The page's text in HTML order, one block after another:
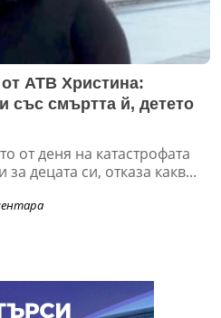
АТВ Христина:
със смъртта й, детето
от деня на катастрофата
децата си, отказа какв...